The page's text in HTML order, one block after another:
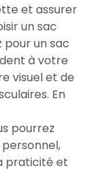
et assurer
un sac
un sac
à votre
visuel et de
En
pourrez
praticité et